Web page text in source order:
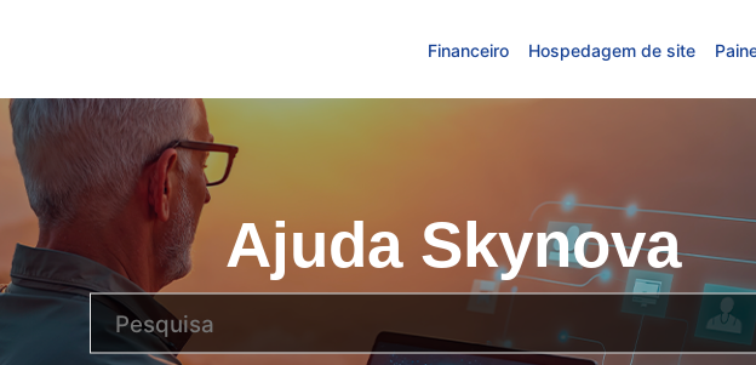
Financeiro Hospedagem de site
Ajuda Skynova